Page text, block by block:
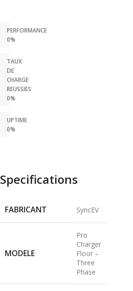
PERFORMANCE
0%
TAUX
DE
CHARGE
REUSSIES
0%
UPTIME
0%
Specifications
FABRICANT SyncEV
MODELE
Pro
Charger
Floor –
Three
Phase